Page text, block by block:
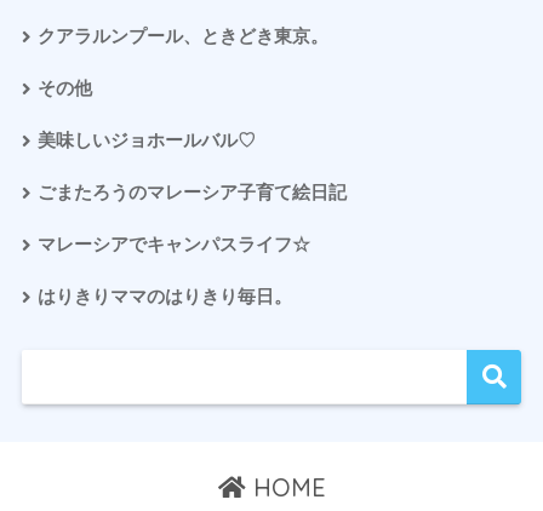
クアラルンプール、ときどき東京。
その他
美味しいジョホールバル♡
ごまたろうのマレーシア子育て絵日記
マレーシアでキャンパスライフ☆
はりきりママのはりきり毎日。
HOME